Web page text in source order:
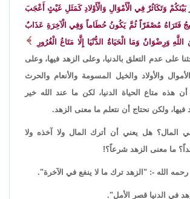
بَيْنَكُمْ وَتَكَاثُرٌ فِي الْأَمْوَالِ وَالْأَوْلادِ كَمَثَلِ غَيْثٍ أَعْجَبَ
فَتَرَاهُ مُصْفَرّاً ثُمَّ يَكُونُ حُطَاماً وَفِي الْآخِرَةِ عَذَابٌ
وَرِضْوَانٌ وَمَا الْحَيَاةُ الدُّنْيَا إِلَّا مَتَاعُ الْغُرُورِ
على عدم التعلق بالدنيا، وعلى الزهد فيها، وعلى
والأولاد والخيل المسومة والأنعام والحرث
هذه متاع الحياة الدنيا، لكن ما عند الله خير
ولكن نحتاج أن نتعلم ما معنى الزهد.
المال؟ هل يعني أن أترك المال ولا آخذه ولا
ما معنى الزهد شرعاً؟!
رحمه الله -: "الزهد ترك ما لا ينفع في الآخرة".
في الدنيا قصر الأمل".